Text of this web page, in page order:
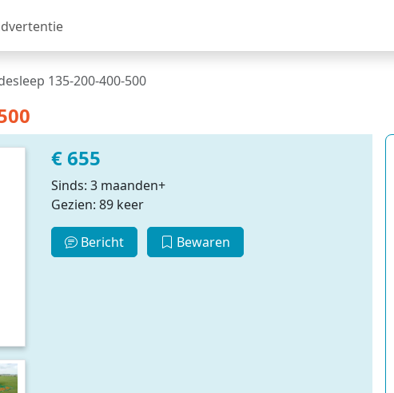
135-200-400-500
€ 655
Sinds: 3 maanden+
Gezien: 89 keer
Bericht Bewaren